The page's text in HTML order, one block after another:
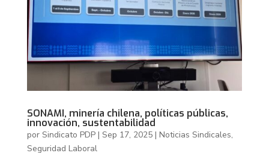
SONAMI, minería chilena, políticas públicas,
innovación, sustentabilidad
por Sindicato PDP| Sep 17, 2025| Noticias Sindicales,
Seguridad Laboral